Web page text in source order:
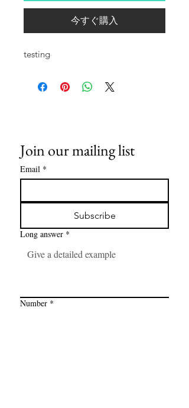
今すぐ購入
testing
Join our mailing list
Email *
Subscribe
Long answer *
Number *